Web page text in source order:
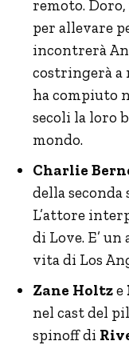
remoto.
per allevare
incontrerà
costringerà
ha compiuto
secoli la loro
mondo.
Charlie
della seconda
L’attore
di Love. E’
vita di Los
Zane Holtze
nel cast del
spinoff di